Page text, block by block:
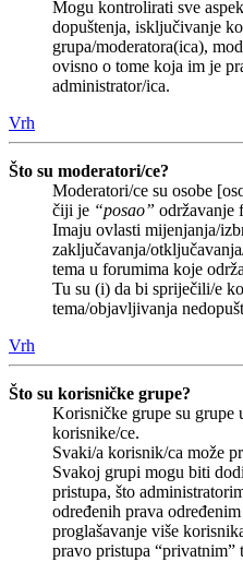
Mogu kontrolirati sve
dopuštenja, isključivanje
grupa/moderatora(ica),
ovisno o tome koja im je
administrator/ica.
Vrh
Što su moderatori/ce?
Moderatori/ce su osobe
čiji je “posao” održavanje
Imaju ovlasti mijenjanja/
zaključavanja/
tema u forumima koje
Tu su (i) da bi spriječili/e
tema/objavljivanja
Vrh
Što su korisničke grupe?
Korisničke grupe su grupe
korisnike/ce.
Svaki/a korisnik/ca može
Svakoj grupi mogu biti
pristupa, što
određenih prava
proglašavanje više
pravo pristupa